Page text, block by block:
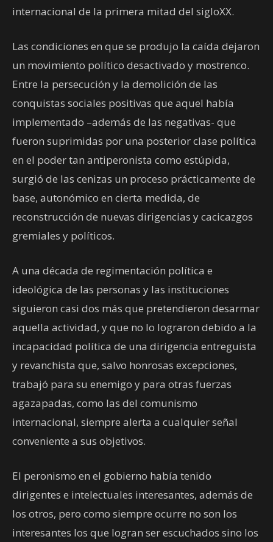
internacional de la primera mitad del sigloXX.
Las condiciones en que se produjo la caída dejaron
un movimiento político desactivado y mostrenco.
Entre la persecución y la demolición de las
conquistas sociales positivas que aquel había
implementado –además de las negativas- que
fueron suprimidas por una posterior clase política
en el poder tan antiperonista como estúpida,
surgió de las cenizas un proceso prácticamente de
base, autonómico en cierta medida, de
reconstrucción de nuevas dirigencias y cacicazgos
gremiales y políticos.
A una década de regimentación política e
ideológica de las personas y las instituciones
siguieron casi dos más que pretendieron desarmar
aquella actividad, y que no lo lograron debido a la
incapacidad política de una dirigencia entreguista
y revanchista que, salvo honrosas excepciones,
trabajó para su enemigo y para otras fuerzas
agazapadas, como las del comunismo
internacional, siempre alerta a cualquier señal
conveniente a sus objetivos.
El peronismo en el gobierno había tenido
dirigentes e intelectuales interesantes, además de
los otros, pero como siempre ocurre no son los
interesantes los que logran ser escuchados sino los